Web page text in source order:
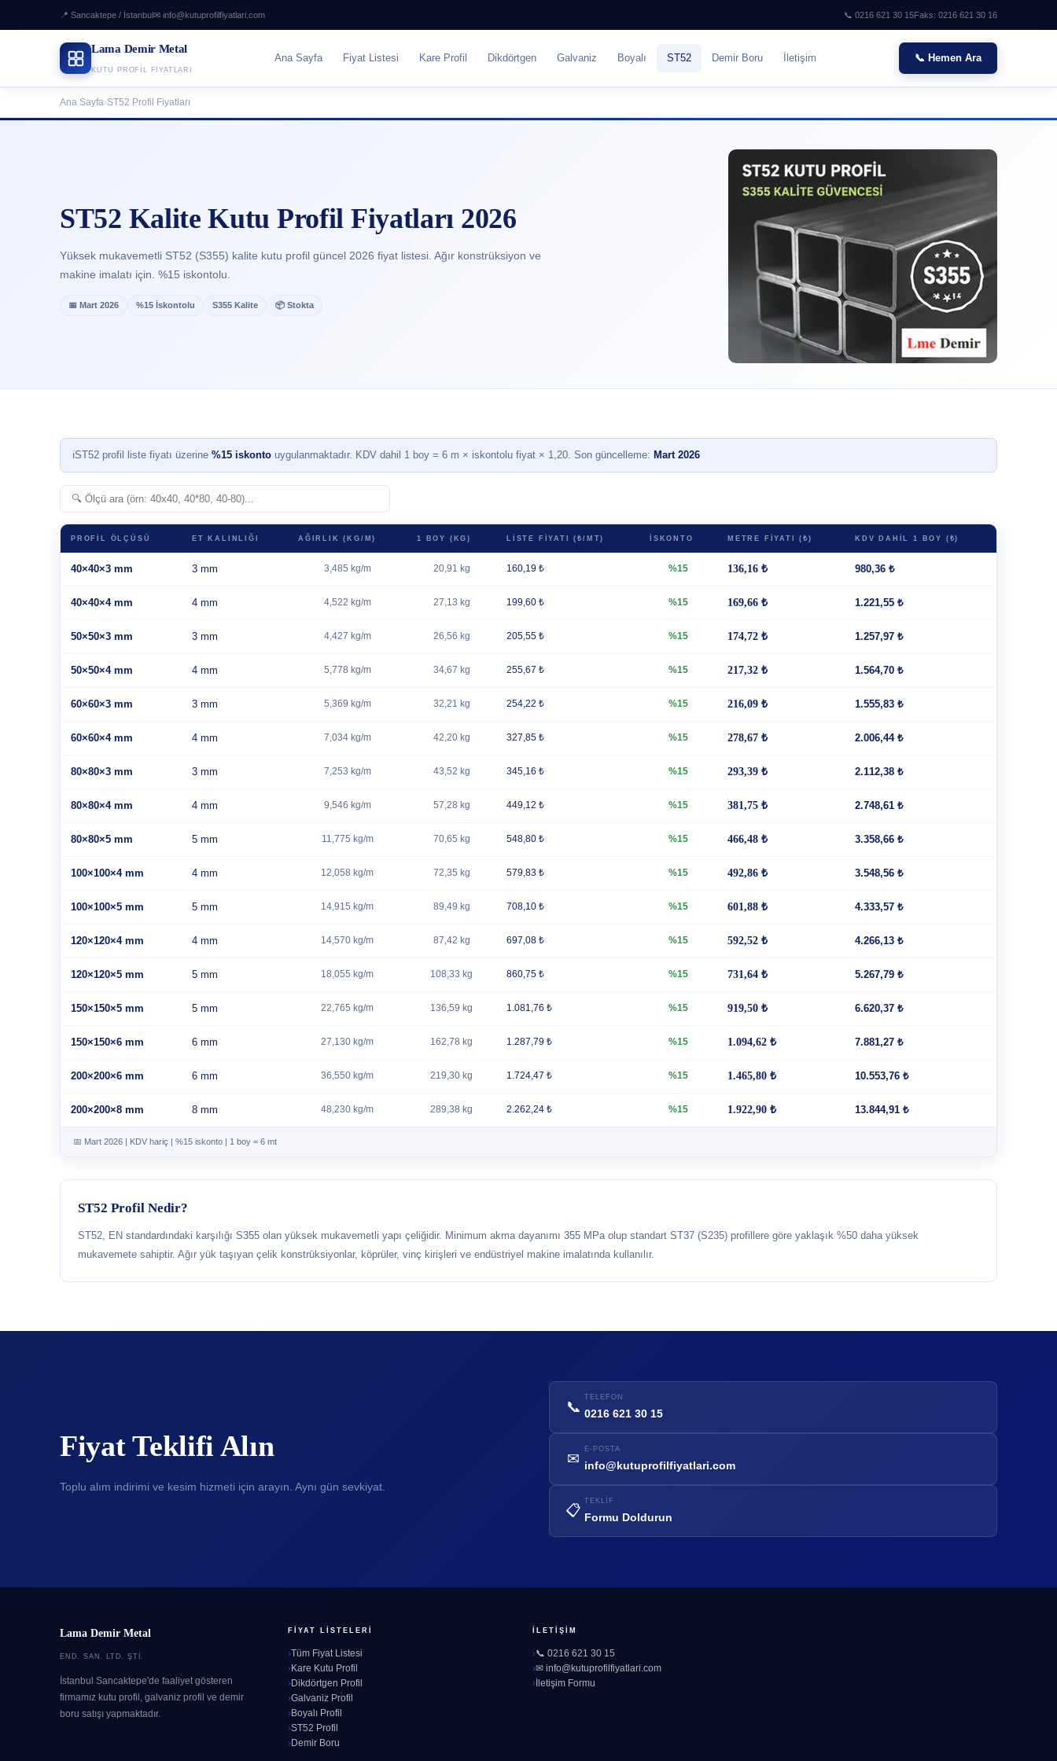
📍 Sancaktepe / İstanbul✉ info@kutuprofilfiyatlari.com 📞 0216 621 30 15Faks: 0216 621 30 16
Lama Demir Metal
KUTU PROFIL FIYATLARI
Ana Sayfa Fiyat Listesi Kare Profil Dikdörtgen Galvaniz Boyalı ST52 Demir Boru İletişim 📞 Hemen Ara
Ana Sayfa›ST52 Profil Fiyatları
ST52 Kalite Kutu Profil Fiyatları 2026
Yüksek mukavemetli ST52 (S355) kalite kutu profil güncel 2026 fiyat listesi. Ağır konstrüksiyon ve
makine imalatı için. %15 iskontolu.
📅 Mart 2026 %15 İskontolu S355 Kalite 📦 Stokta
ℹST52 profil liste fiyatı üzerine %15 iskonto uygulanmaktadır. KDV dahil 1 boy = 6 m × iskontolu fiyat × 1,20. Son güncelleme: Mart 2026
PROFIL ÖLÇÜSÜ ET KALINLIĞI AĞIRLIK (KG/M) 1 BOY (KG) LISTE FIYATI (₺/MT) İSKONTO METRE FIYATI (₺) KDV DAHIL 1 BOY (₺)
40×40×3 mm 3 mm 3,485 kg/m 20,91 kg 160,19 ₺ %15 136,16 ₺ 980,36 ₺
40×40×4 mm 4 mm 4,522 kg/m 27,13 kg 199,60 ₺ %15 169,66 ₺ 1.221,55 ₺
50×50×3 mm 3 mm 4,427 kg/m 26,56 kg 205,55 ₺ %15 174,72 ₺ 1.257,97 ₺
50×50×4 mm 4 mm 5,778 kg/m 34,67 kg 255,67 ₺ %15 217,32 ₺ 1.564,70 ₺
60×60×3 mm 3 mm 5,369 kg/m 32,21 kg 254,22 ₺ %15 216,09 ₺ 1.555,83 ₺
60×60×4 mm 4 mm 7,034 kg/m 42,20 kg 327,85 ₺ %15 278,67 ₺ 2.006,44 ₺
80×80×3 mm 3 mm 7,253 kg/m 43,52 kg 345,16 ₺ %15 293,39 ₺ 2.112,38 ₺
80×80×4 mm 4 mm 9,546 kg/m 57,28 kg 449,12 ₺ %15 381,75 ₺ 2.748,61 ₺
80×80×5 mm 5 mm 11,775 kg/m 70,65 kg 548,80 ₺ %15 466,48 ₺ 3.358,66 ₺
100×100×4 mm 4 mm 12,058 kg/m 72,35 kg 579,83 ₺ %15 492,86 ₺ 3.548,56 ₺
100×100×5 mm 5 mm 14,915 kg/m 89,49 kg 708,10 ₺ %15 601,88 ₺ 4.333,57 ₺
120×120×4 mm 4 mm 14,570 kg/m 87,42 kg 697,08 ₺ %15 592,52 ₺ 4.266,13 ₺
120×120×5 mm 5 mm 18,055 kg/m 108,33 kg 860,75 ₺ %15 731,64 ₺ 5.267,79 ₺
150×150×5 mm 5 mm 22,765 kg/m 136,59 kg 1.081,76 ₺ %15 919,50 ₺ 6.620,37 ₺
150×150×6 mm 6 mm 27,130 kg/m 162,78 kg 1.287,79 ₺ %15 1.094,62 ₺ 7.881,27 ₺
200×200×6 mm 6 mm 36,550 kg/m 219,30 kg 1.724,47 ₺ %15 1.465,80 ₺ 10.553,76 ₺
200×200×8 mm 8 mm 48,230 kg/m 289,38 kg 2.262,24 ₺ %15 1.922,90 ₺ 13.844,91 ₺
📅 Mart 2026 | KDV hariç | %15 iskonto | 1 boy = 6 mt
ST52 Profil Nedir?
ST52, EN standardındaki karşılığı S355 olan yüksek mukavemetli yapı çeliğidir. Minimum akma dayanımı 355 MPa olup standart ST37 (S235) profillere göre yaklaşık %50 daha yüksek
mukavemete sahiptir. Ağır yük taşıyan çelik konstrüksiyonlar, köprüler, vinç kirişleri ve endüstriyel makine imalatında kullanılır.
Fiyat Teklifi Alın
Toplu alım indirimi ve kesim hizmeti için arayın. Aynı gün sevkiyat.
📞
TELEFON
0216 621 30 15
✉
E-POSTA
info@kutuprofilfiyatlari.com
📋
TEKLIF
Formu Doldurun
Lama Demir Metal
END. SAN. LTD. ŞTI.
İstanbul Sancaktepe'de faaliyet gösteren
firmamız kutu profil, galvaniz profil ve demir
boru satışı yapmaktadır.
FIYAT LISTELERI
Tüm Fiyat Listesi
Kare Kutu Profil
Dikdörtgen Profil
Galvaniz Profil
Boyalı Profil
ST52 Profil
Demir Boru
İLETIŞIM
📞 0216 621 30 15
✉ info@kutuprofilfiyatlari.com
İletişim Formu